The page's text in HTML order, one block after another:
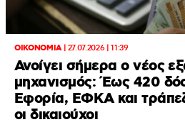
ΟΙΚΟΝΟΜΙΑ| 27.07.2026 | 11:39
Ανοίγει σήμερα ο νέος
μηχανισμός: Έως 420
Εφορία, ΕΦΚΑ και
οι δικαιούχοι